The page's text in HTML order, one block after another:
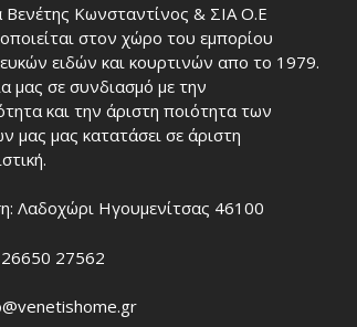
Βενέτης Κωνσταντίνος & ΣΙΑ Ο.Ε
στον χώρο του εμπορίου
ειδών και κουρτινών απο το 1979.
μας σε συνδιασμό με την
και την άριστη ποιότητα των
μας μας κατατάσει σε άριστη
Λαδοχώρι Ηγουμενίτσας 46100
27562